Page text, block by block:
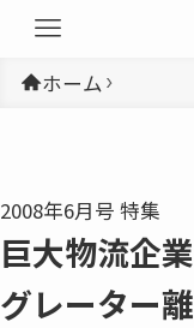
ホーム
2008年6月号 特集
巨大物流企
グレーター